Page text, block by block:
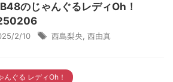
のじゃんぐるレディOh！
2/10 西島梨央 西由真
んぐる レディOh！